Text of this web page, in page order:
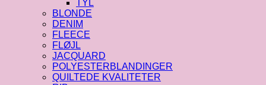
TYL
BLONDE
DENIM
FLEECE
FLØJL
JACQUARD
POLYESTERBLANDINGER
QUILTEDE KVALITETER